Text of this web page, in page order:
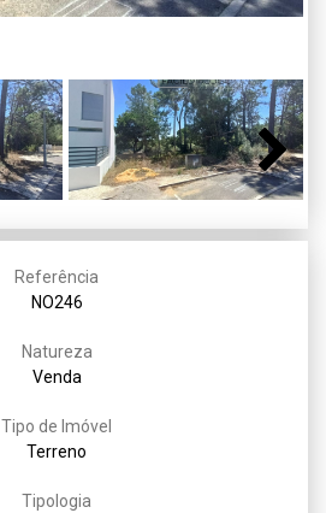
Next
Referência
NO246
Natureza
Venda
Tipo de Imóvel
Terreno
Tipologia